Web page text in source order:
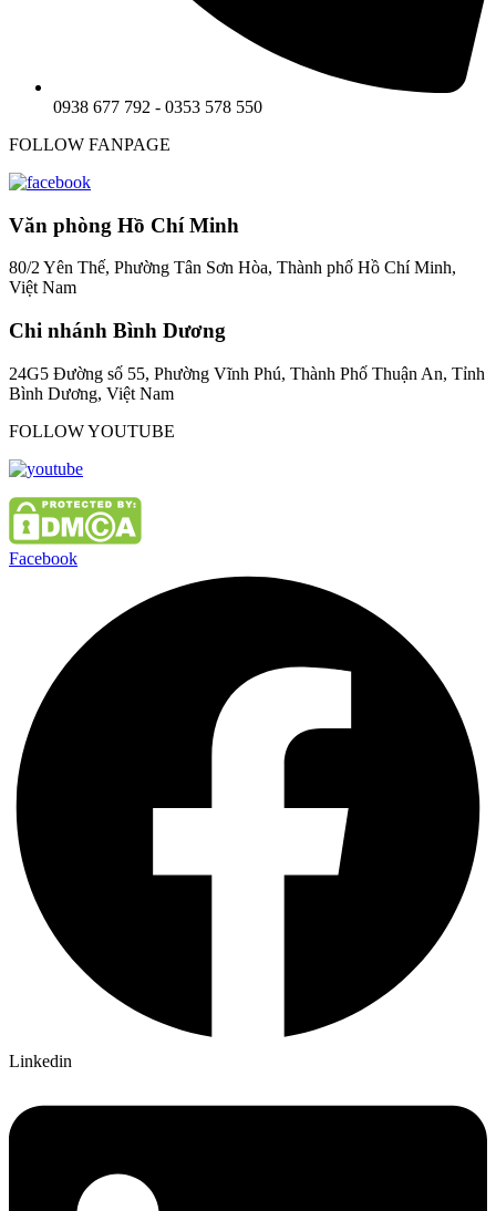
0938 677 792 - 0353 578 550
FOLLOW FANPAGE
Văn phòng Hồ Chí Minh
80/2 Yên Thế, Phường Tân Sơn Hòa, Thành phố Hồ Chí Minh,
Việt Nam
Chi nhánh Bình Dương
24G5 Đường số 55, Phường Vĩnh Phú, Thành Phố Thuận An, Tỉnh
Bình Dương, Việt Nam
FOLLOW YOUTUBE
Facebook
Linkedin